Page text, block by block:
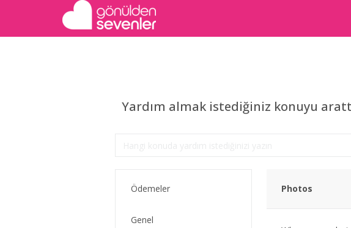
Yardım almak istediğiniz konuyu
Ödemeler
Genel
Photos